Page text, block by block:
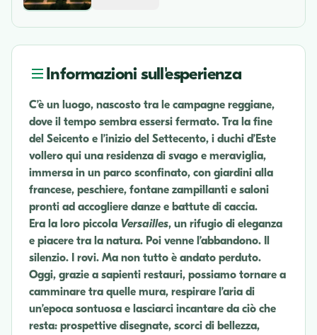
Informazioni sull'esperienza
C’è un luogo, nascosto tra le campagne reggiane,
dove il tempo sembra essersi fermato. Tra la fine
del Seicento e l’inizio del Settecento, i duchi d’Este
vollero qui una residenza di svago e meraviglia,
immersa in un parco sconfinato, con giardini alla
francese, peschiere, fontane zampillanti e saloni
pronti ad accogliere danze e battute di caccia.
Era la loro piccola Versailles, un rifugio di eleganza
e piacere tra la natura. Poi venne l’abbandono. Il
silenzio. I rovi. Ma non tutto è andato perduto.
Oggi, grazie a sapienti restauri, possiamo tornare a
camminare tra quelle mura, respirare l’aria di
un’epoca sontuosa e lasciarci incantare da ciò che
resta: prospettive disegnate, scorci di bellezza,